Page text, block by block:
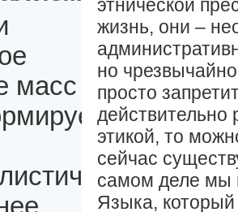
этнической
жизнь, они –
но
просто
действительно
этикой, то
сейчас
самом деле мы
Языка,
масс